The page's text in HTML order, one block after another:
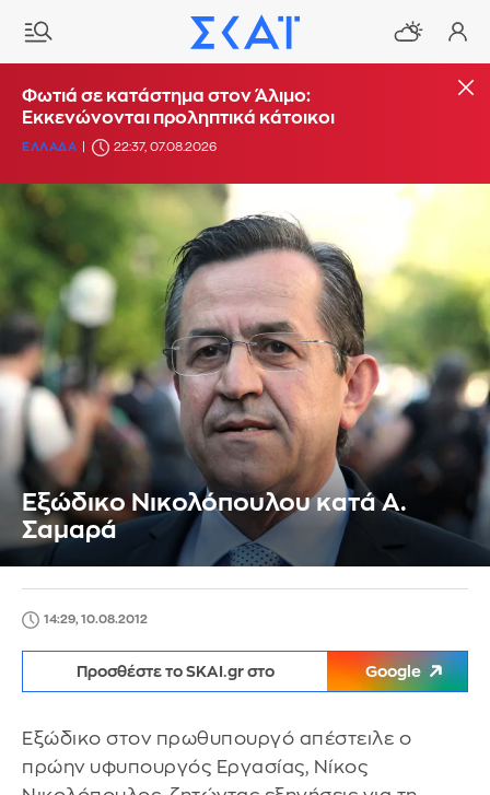
Φωτιά σε κατάστημα στον Άλιμο:
Εκκενώνονται προληπτικά κάτοικοι
ΕΛΛΑΔΑ 22:37, 07.08.2026
Εξώδικο Νικολόπουλου κατά Α.
Σαμαρά
14:29, 10.08.2012
Προσθέστε το SKAI.gr στο Google
Εξώδικο στον πρωθυπουργό απέστειλε ο
πρώην υφυπουργός Εργασίας, Νίκος